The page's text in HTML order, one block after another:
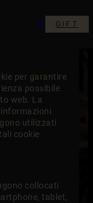
IT GIFT
per garantire
possibile
web. La
utilizzati
cookie
collocati
tablet,